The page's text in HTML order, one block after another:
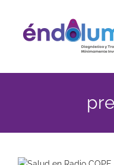
contenido